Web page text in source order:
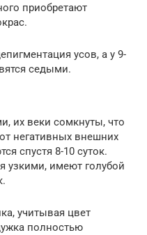
приобретают
усов, а у 9-
седыми.
их веки сомкнуты, что
негативных внешних
спустя 8-10 суток.
узкими, имеют голубой
учитывая цвет
полностью